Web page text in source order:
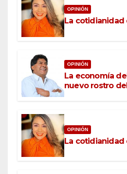
OPINIÓN
La cotidianidad
OPINIÓN
La economía
nuevo rostro
OPINIÓN
La cotidianidad